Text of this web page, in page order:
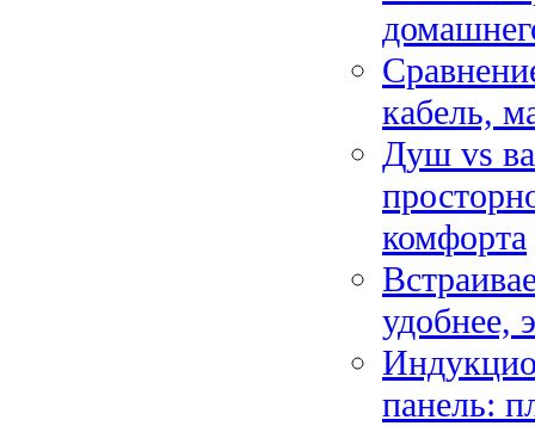
кабель,
Душ vs
комфорта
удобнее,
панель: